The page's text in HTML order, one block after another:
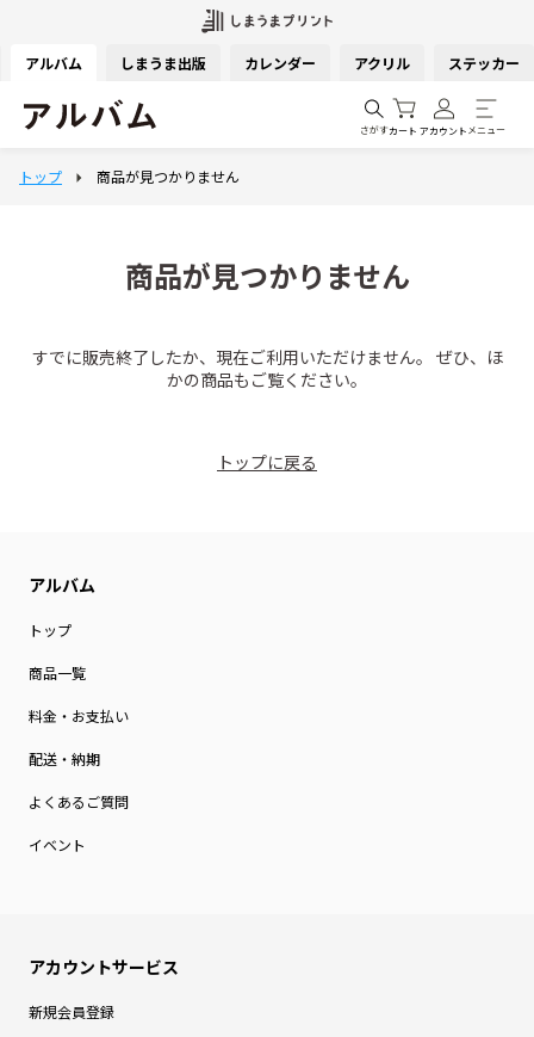
アルバム しまうま出版 カレンダー アクリル ステッカー
さがすカート アカウント メニュー
商品が見つかりません
すでに販売終了したか、現在ご利用いただけません。 ぜひ、ほ
かの商品もご覧ください。
トップに戻る
トップ
商品一覧
料金・お支払い
配送・納期
よくあるご質問
イベント
新規会員登録